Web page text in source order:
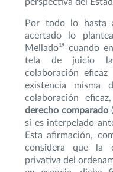
Por todo lo hasta
acertado lo
Mellado¹⁹ cuando
tela de juicio la
colaboración
existencia misma
colaboración eficaz,
derecho comparado
si es interpelado
Esta afirmación,
considera que la
privativa del